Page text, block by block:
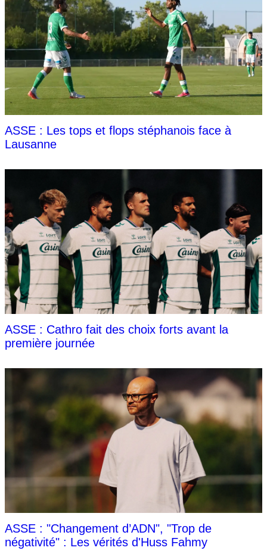
ASSE : Les tops et flops stéphanois face à
Lausanne
ASSE : Cathro fait des choix forts avant la
première journée
ASSE : "Changement d’ADN", "Trop de
négativité" : Les vérités d'Huss Fahmy